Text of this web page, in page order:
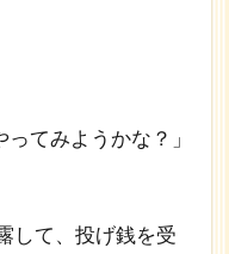
てみようかな？」
して、投げ銭を受